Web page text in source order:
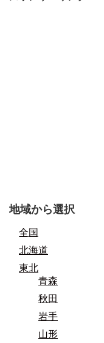
地域から選択
全国
北海道
東北
青森
秋田
岩手
山形